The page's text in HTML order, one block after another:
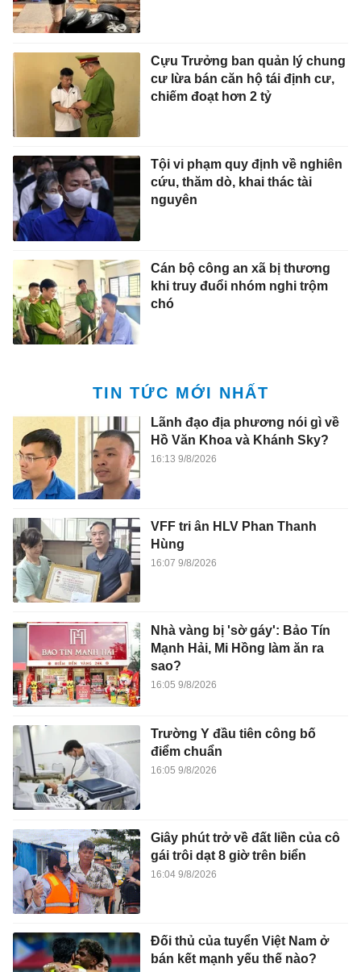
Cựu Trưởng ban quản lý chung
cư lừa bán căn hộ tái định cư,
chiếm đoạt hơn 2 tỷ
Tội vi phạm quy định về nghiên
cứu, thăm dò, khai thác tài
nguyên
Cán bộ công an xã bị thương
khi truy đuổi nhóm nghi trộm
chó
TIN TỨC MỚI NHẤT
Lãnh đạo địa phương nói gì về
Hồ Văn Khoa và Khánh Sky?
16:13 9/8/2026
VFF tri ân HLV Phan Thanh
Hùng
16:07 9/8/2026
Nhà vàng bị 'sờ gáy': Bảo Tín
Mạnh Hải, Mi Hồng làm ăn ra
sao?
16:05 9/8/2026
Trường Y đầu tiên công bố
điểm chuẩn
16:05 9/8/2026
Giây phút trở về đất liền của cô
gái trôi dạt 8 giờ trên biển
16:04 9/8/2026
Đối thủ của tuyển Việt Nam ở
bán kết mạnh yếu thế nào?